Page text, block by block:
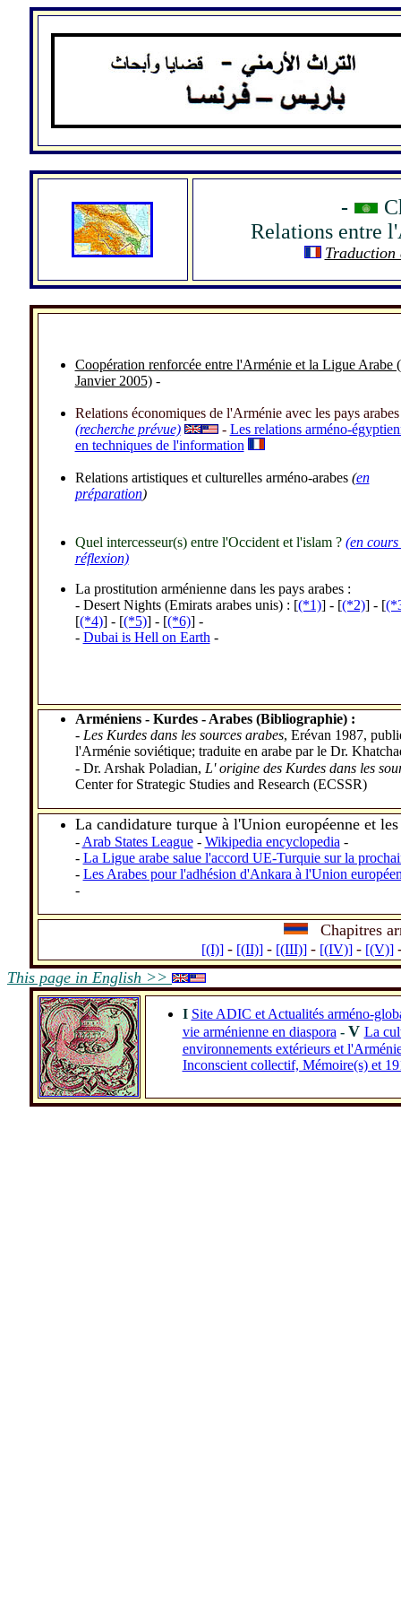
-
Relations entre
Coopération renforcée entre l'Arménie et la Ligue Arabe
Janvier 2005)-
Relations économiques de l'Arménie avec les pays arabes
(recherche prévue)
- Les relations arméno-
en techniques de l'information
Relations artistiques et culturelles arméno-arabes (en
préparation)
Quel intercesseur(s) entre l'Occident et l'islam ? (en cours
réflexion)
La prostitution arménienne dans les pays arabes :
- Desert Nights (Emirats arabes unis) : [(*1)] - [(*2)] - [
[(*4)] - [(*5)] - [(*6)] -
- Dubai is Hell on Earth -
Arméniens - Kurdes - Arabes (Bibliographie) :
- Les Kurdes dans les sources arabes, Erévan 1987,
l'Arménie soviétique; traduite en arabe par le Dr.
- Dr. Arshak Poladian, L' origine des Kurdes dans les
Center for Strategic Studies and Research (ECSSR)
La candidature turque à l'Union européenne et les
- Arab States League- Wikipedia encyclopedia -
- La Ligue arabe salue l'accord UE-Turquie sur la
- Les Arabes pour l'adhésion d'Ankara à l'Union
-
Chapitres
[(I)] - [(II)] - [(III)] - [(IV)] - [(V)]
This page in English >>
I Site ADIC et Actualités arméno-
vie arménienne en diaspora - V La
environnements extérieurs et
Inconscient collectif, Mémoire(s) et